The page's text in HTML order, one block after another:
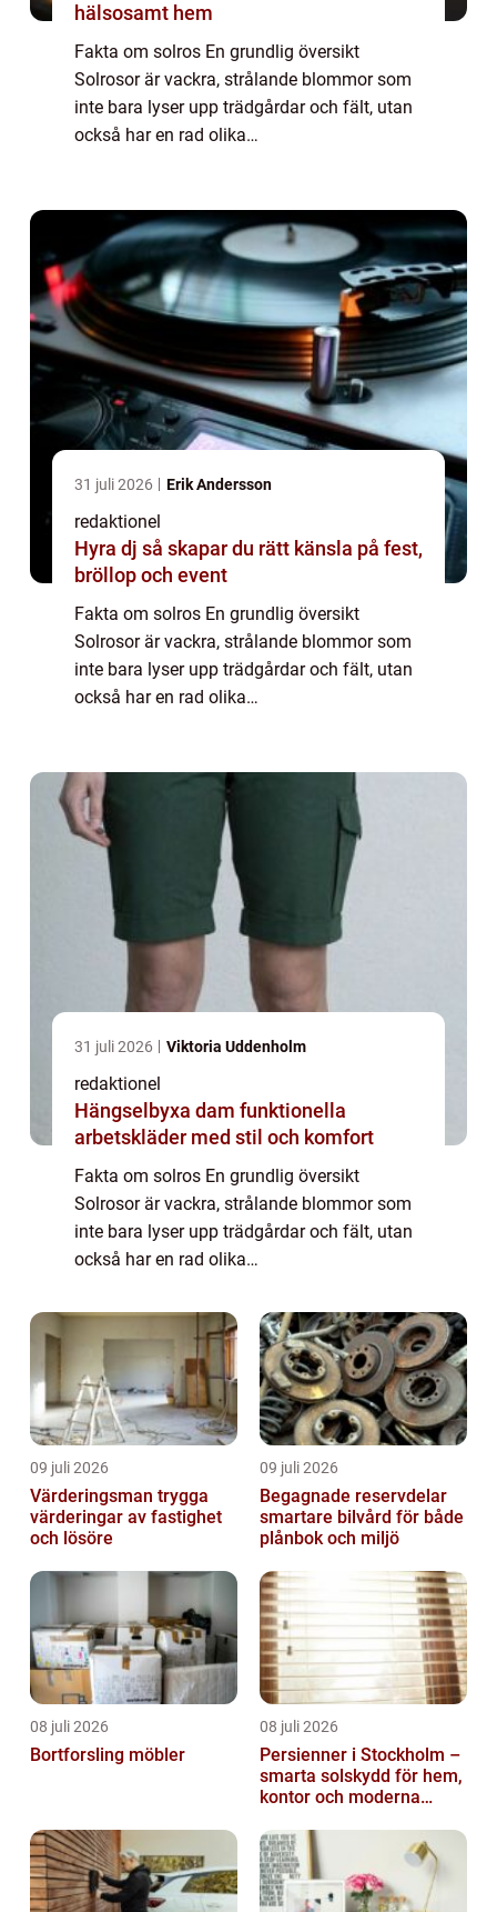
hälsosamt hem
Fakta om solros En grundlig översikt
Solrosor är vackra, strålande blommor som
inte bara lyser upp trädgårdar och fält, utan
också har en rad olika
solros, inklusive informatio...
31 juli 2026 Erik Andersson
redaktionel
Hyra dj så skapar du rätt känsla på fest,
bröllop och event
Fakta om solros En grundlig översikt
Solrosor är vackra, strålande blommor som
inte bara lyser upp trädgårdar och fält, utan
också har en rad olika
solros, inklusive informatio...
31 juli 2026 Viktoria Uddenholm
redaktionel
Hängselbyxa dam funktionella
arbetskläder med stil och komfort
Fakta om solros En grundlig översikt
Solrosor är vackra, strålande blommor som
inte bara lyser upp trädgårdar och fält, utan
också har en rad olika
kommer vi att fördjupa oss i fakta om
solros, inklusive informatio...
09 juli 2026
Värderingsman trygga
värderingar av fastighet
och lösöre
09 juli 2026
Begagnade reservdelar
smartare bilvård för både
plånbok och miljö
08 juli 2026
Bortforsling möbler
08 juli 2026
Persienner i Stockholm –
smarta solskydd för hem,
kontor och moderna